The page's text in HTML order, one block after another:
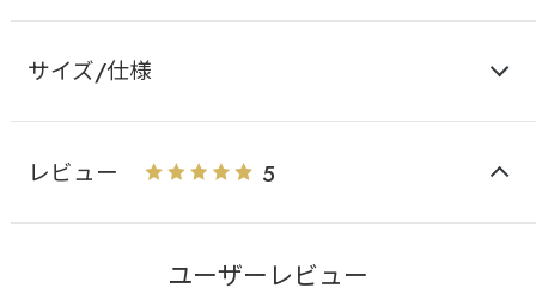
サイズ/仕様
レビュー 5
ユーザーレビュー